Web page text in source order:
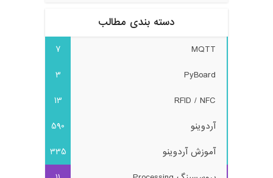
دسته بندی مطالب
MQTT
7
PyBoard
3
RFID / NFC
13
آردوینو
590
آموزش آردوینو
335